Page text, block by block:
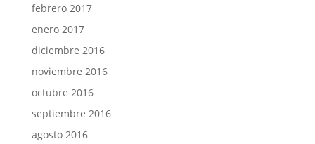
febrero 2017
enero 2017
diciembre 2016
noviembre 2016
octubre 2016
septiembre 2016
agosto 2016